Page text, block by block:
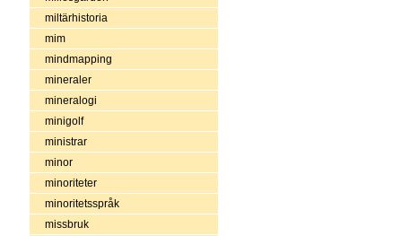
miltärhistoria
mim
mindmapping
mineraler
mineralogi
minigolf
ministrar
minor
minoriteter
minoritetsspråk
missbruk